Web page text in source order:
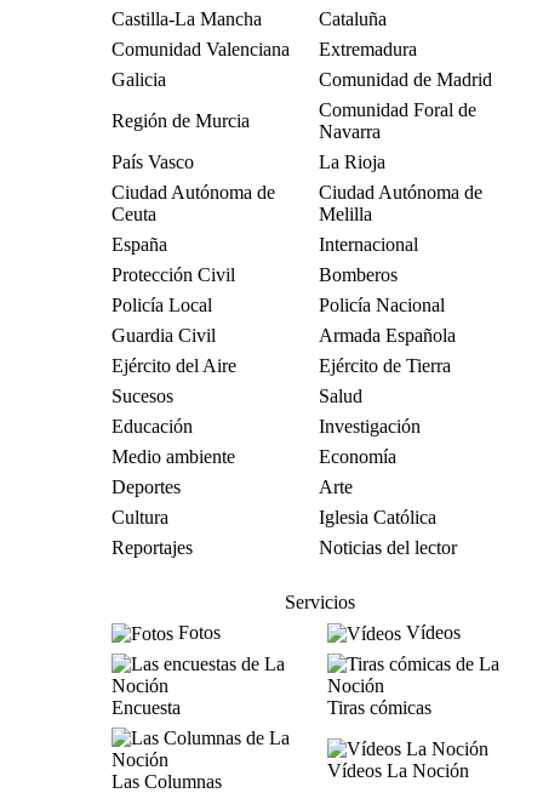
Castilla-La Mancha
Cataluña
Comunidad Valenciana
Extremadura
Galicia
Comunidad de Madrid
Región de Murcia
Comunidad Foral de
Navarra
País Vasco
La Rioja
Ciudad Autónoma de
Ceuta
Ciudad Autónoma de
Melilla
España
Internacional
Protección Civil
Bomberos
Policía Local
Policía Nacional
Guardia Civil
Armada Española
Ejército del Aire
Ejército de Tierra
Sucesos
Salud
Educación
Investigación
Medio ambiente
Economía
Deportes
Arte
Cultura
Iglesia Católica
Reportajes
Noticias del lector
Servicios
Fotos
Vídeos
Encuesta Tiras cómicas
Las Columnas
Vídeos La Noción